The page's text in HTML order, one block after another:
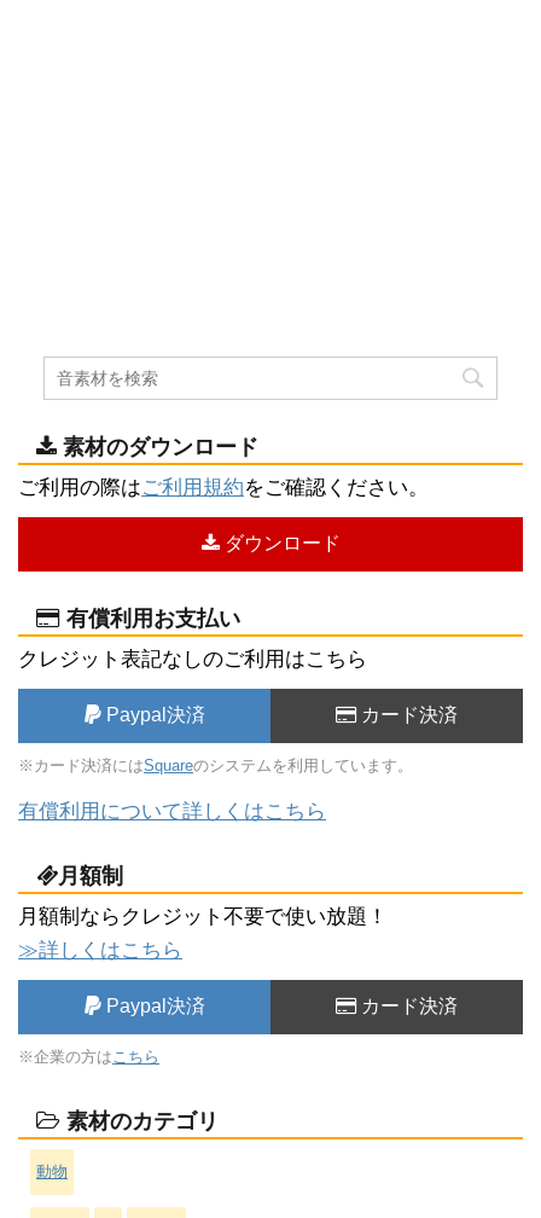
素材のダウンロード
ご利用の際はご利用規約をご確認ください。
ダウンロード
有償利用お支払い
クレジット表記なしのご利用はこちら
Paypal決済 カード決済
※カード決済にはSquareのシステムを利用しています。
有償利用について詳しくはこちら
月額制
月額制ならクレジット不要で使い放題！
≫詳しくはこちら
Paypal決済 カード決済
※企業の方は こちら
素材のカテゴリ
動物